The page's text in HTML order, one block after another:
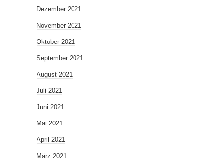
Dezember 2021
November 2021
Oktober 2021
September 2021
August 2021
Juli 2021
Juni 2021
Mai 2021
April 2021
März 2021